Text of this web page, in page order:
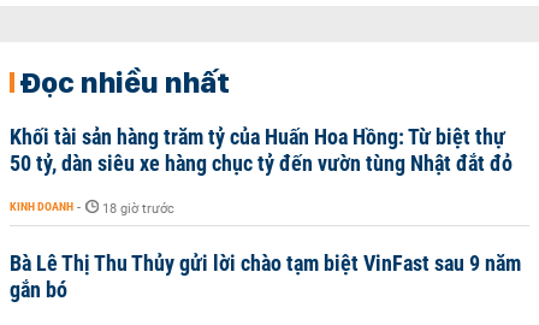
Đọc nhiều nhất
Khối tài sản hàng trăm tỷ của Huấn Hoa Hồng: Từ biệt thự
50 tỷ, dàn siêu xe hàng chục tỷ đến vườn tùng Nhật đắt đỏ
KINH DOANH - 18 giờ trước
Bà Lê Thị Thu Thủy gửi lời chào tạm biệt VinFast sau 9 năm
gắn bó